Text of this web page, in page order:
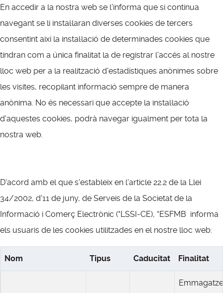
En accedir a la nostra web se l'informa que si continua
navegant se li instal·laran diverses cookies de tercers
consentint així la instal·lació de determinades cookies que
tindran com a única finalitat la de registrar l'accés al nostre
lloc web per a la realització d'estadístiques anònimes sobre
les visites, recopilant informació sempre de manera
anònima. No és necessari que accepte la instal·lació
d'aquestes cookies, podrà navegar igualment per tota la
nostra web.
D'acord amb el que s'estableix en l'article 22.2 de la Llei
34/2002, d'11 de juny, de Serveis de la Societat de la
Informació i Comerç Electrònic (*LSSI-CE), *ESFMB informa
els usuaris de les cookies utilitzades en el nostre lloc web:
Nom Tipus Caducitat Finalitat